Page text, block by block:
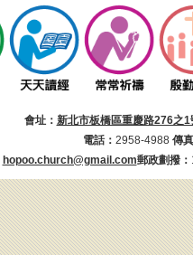
會址： 新北市板橋區重慶路276之1
電話： 2958-4988 傳
hopoo.church@gmail.com郵政劃撥：